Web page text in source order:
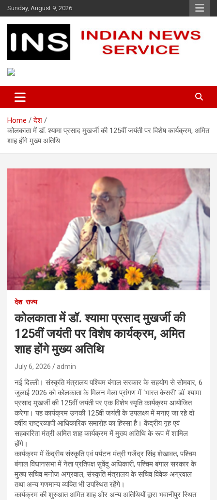
Skip
to
content
Sunday, August 9, 2026
Indian News Service
Home
देश
कोलकाता में डॉ. श्यामा प्रसाद मुखर्जी की 125वीं जयंती पर विशेष कार्यक्रम, अमित
शाह होंगे मुख्य अतिथि
देश राज्य
कोलकाता में डॉ. श्यामा प्रसाद मुखर्जी की
125वीं जयंती पर विशेष कार्यक्रम, अमित
शाह होंगे मुख्य अतिथि
July 6, 2026 admin
नई दिल्ली। संस्कृति मंत्रालय पश्चिम बंगाल सरकार के सहयोग से सोमवार, 6
जुलाई 2026 को कोलकाता के मिलन मेला प्रांगण में ‘भारत केसरी’ डॉ. श्यामा
प्रसाद मुखर्जी की 125वीं जयंती पर एक विशेष स्मृति कार्यक्रम आयोजित
करेगा। यह कार्यक्रम उनकी 125वीं जयंती के उपलक्ष्य में मनाए जा रहे दो
वर्षीय राष्ट्रव्यापी आधिकारिक समारोह का हिस्सा है। केंद्रीय गृह एवं
सहकारिता मंत्री अमित शाह कार्यक्रम में मुख्य अतिथि के रूप में शामिल
होंगे।
कार्यक्रम में केंद्रीय संस्कृति एवं पर्यटन मंत्री गजेंद्र सिंह शेखावत, पश्चिम
बंगाल विधानसभा में नेता प्रतिपक्ष सुवेंदु अधिकारी, पश्चिम बंगाल सरकार के
मुख्य सचिव मनोज अग्रवाल, संस्कृति मंत्रालय के सचिव विवेक अग्रवाल
तथा अन्य गणमान्य व्यक्ति भी उपस्थित रहेंगे।
कार्यक्रम की शुरुआत अमित शाह और अन्य अतिथियों द्वारा भवानीपुर स्थित